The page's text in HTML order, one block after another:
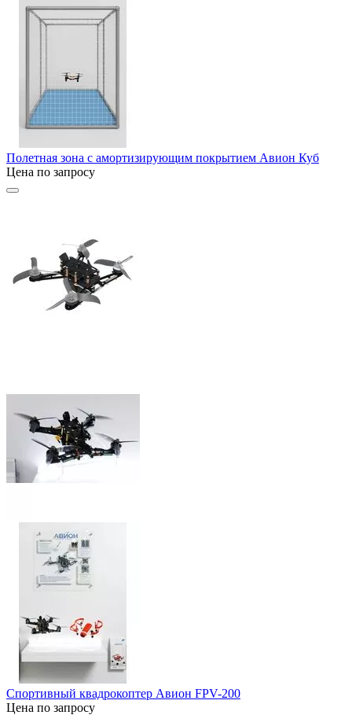
Полетная зона с амортизирующим покрытием Авион Куб
Цена по запросу
Спортивный квадрокоптер Авион FPV-200
Цена по запросу